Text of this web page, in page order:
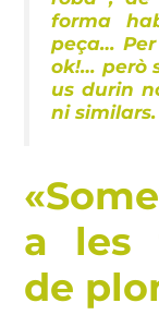
forma
peça…
ok!… però
us durin
ni similars.
a les
de